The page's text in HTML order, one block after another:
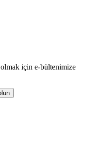
için e-bültenimize